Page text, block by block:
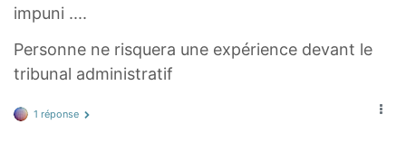
impuni ....
Personne ne risquera une expérience devant le
tribunal administratif
1 réponse